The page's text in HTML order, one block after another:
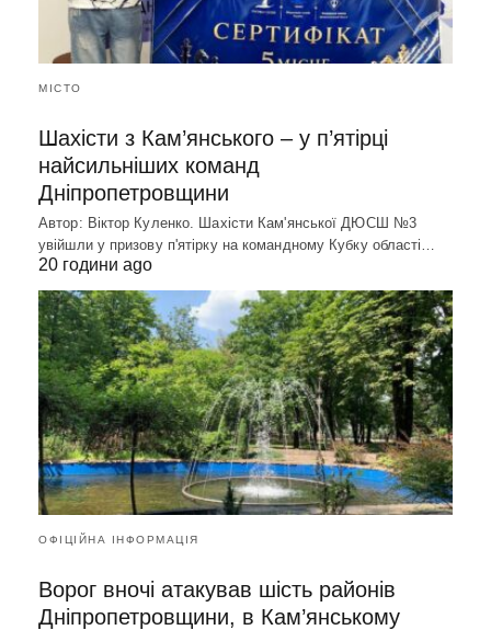
МІСТО
Шахісти з Кам’янського – у п’ятірці
найсильніших команд
Дніпропетровщини
Автор: Віктор Куленко. Шахісти Кам'янської ДЮСШ №3
увійшли у призову п'ятірку на командному Кубку області…
20 години ago
ОФІЦІЙНА ІНФОРМАЦІЯ
Ворог вночі атакував шість районів
Дніпропетровщини, в Кам’янському